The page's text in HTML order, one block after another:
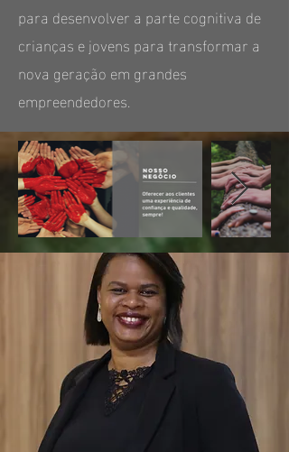
para desenvolver a parte cognitiva de
crianças e jovens para transformar a
nova geração em grandes
empreendedores.